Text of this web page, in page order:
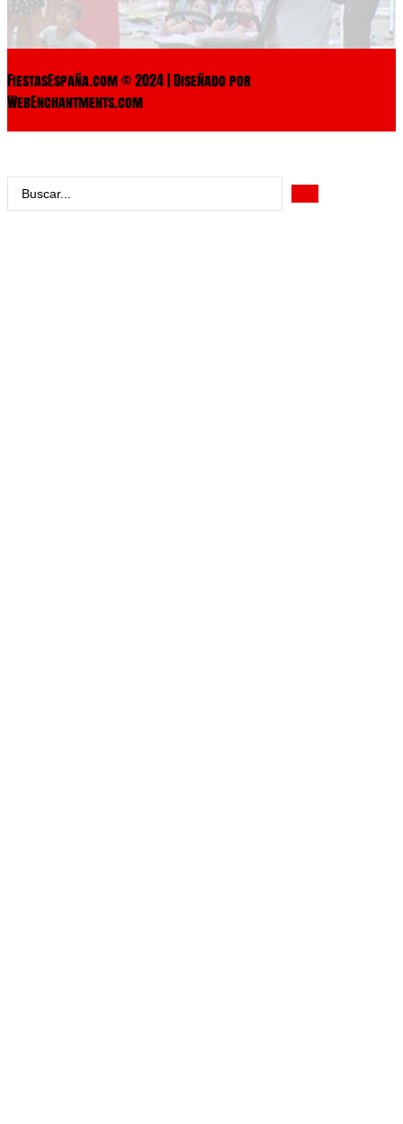
FiestasEspaña.com © 2024 | Diseñado por
WebEnchantments.com